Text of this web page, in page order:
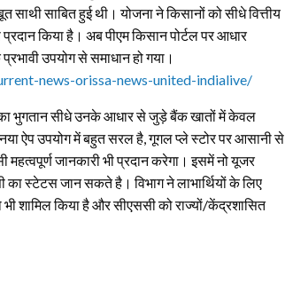
साबित हुई थी। योजना ने किसानों को सीधे वित्तीय
किया है। अब पीएम किसान पोर्टल पर आधार
उपयोग से समाधान हो गया।
news-orissa-news-united-indialive/
का भुगतान सीधे उनके आधार से जुड़े बैंक खातों में केवल
ऐप उपयोग में बहुत सरल है, गूगल प्ले स्टोर पर आसानी से
जानकारी भी प्रदान करेगा। इसमें नो यूजर
स्टेटस जान सकते है। विभाग ने लाभार्थियों के लिए
शामिल किया है और सीएससी को राज्यों/केंद्रशासित